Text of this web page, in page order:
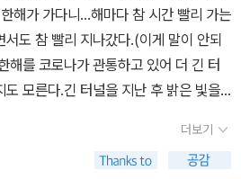
해가 가다니...해마다 참 시간 빨리 가는
도 참 빨리 지나갔다.(이게 말이 안되
해를 코로나가 관통하고 있어 더 긴 터
도 모른다.긴 터널을 지난 후 밝은 빛을
다.그렇게 벌써 6년차라는게 흐뭇하기
은 책들을 대상으로 했고, 순위는 없
더보기